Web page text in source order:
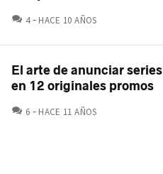
4 COMENTARIOS
HACE 10 AÑOS
El arte de anunciar series
en 12 originales promos
6 COMENTARIOS
HACE 11 AÑOS